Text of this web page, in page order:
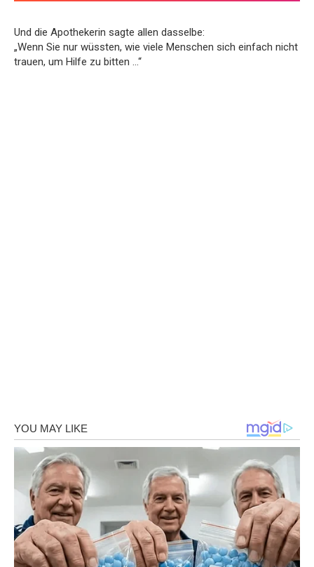
Und die Apothekerin sagte allen dasselbe:
„Wenn Sie nur wüssten, wie viele Menschen sich einfach nicht
trauen, um Hilfe zu bitten …“